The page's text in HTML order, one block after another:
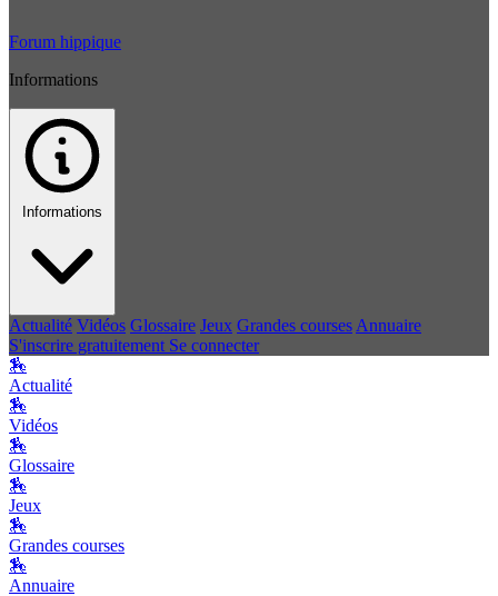
Forum hippique
Informations
Informations
Actualité Vidéos Glossaire Jeux Grandes courses Annuaire
S'inscrire gratuitement Se connecter
🏇
Actualité
🏇
Vidéos
🏇
Glossaire
🏇
Jeux
🏇
Grandes courses
🏇
Annuaire